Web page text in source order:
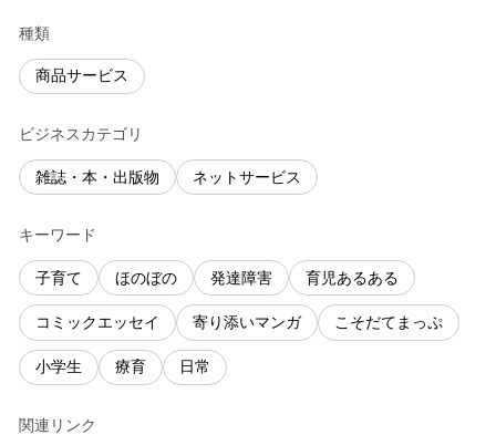
種類
商品サービス
ビジネスカテゴリ
雑誌・本・出版物 ネットサービス
キーワード
子育て ほのぼの 発達障害 育児あるある
コミックエッセイ 寄り添いマンガ こそだてまっぷ
小学生 療育 日常
関連リンク